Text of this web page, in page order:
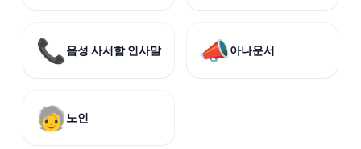
📞 음성 사서함 인사말 📣아나운서
🧓 노인